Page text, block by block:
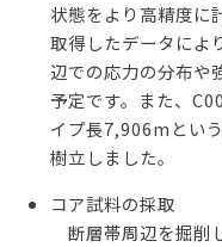
状態をより高精度に
取得したデータによ
辺での応力の分布や
予定です。また、
イプ長7,906mとい
樹立しました。
コア試料の採取
断層帯周辺を掘削